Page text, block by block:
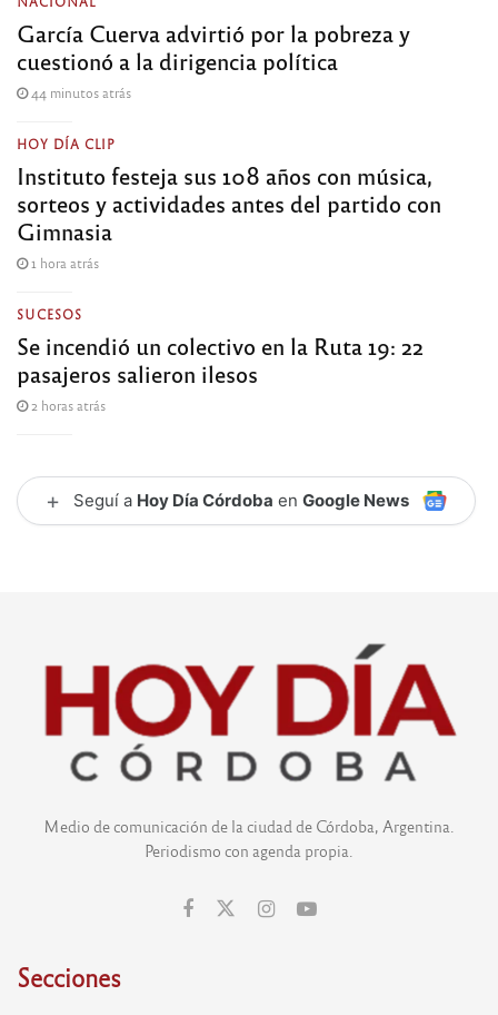
García Cuerva advirtió por la pobreza y
cuestionó a la dirigencia política
44 minutos atrás
HOY DÍA CLIP
Instituto festeja sus 108 años con música,
sorteos y actividades antes del partido con
Gimnasia
1 hora atrás
SUCESOS
Se incendió un colectivo en la Ruta 19: 22
pasajeros salieron ilesos
2 horas atrás
+ Seguí a Hoy Día Córdoba en Google News
Medio de comunicación de la ciudad de Córdoba, Argentina.
Periodismo con agenda propia.
Secciones